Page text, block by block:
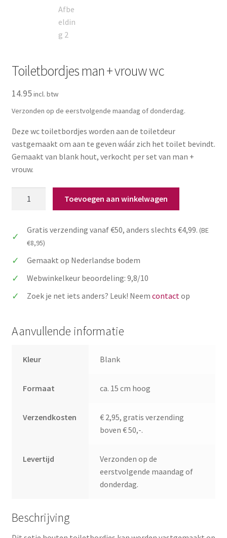
Contact
naar:
Toiletbordjes man + vrouw wc
14.95
Verzonden op de eerstvolgende maandag of donderdag.
Deze wc toiletbordjes worden aan de toiletdeur
vastgemaakt om aan te geven wáár zich het toilet bevindt.
Gemaakt van blank hout, verkocht per set van man +
vrouw.
vrouw
aantal
Toevoegen aan winkelwagen
Gratis verzending vanaf €50, anders slechts €4,99. (BE
€8,95)
Gemaakt op Nederlandse bodem
Webwinkelkeur beoordeling: 9,8/10
Zoek je net iets anders? Leuk! Neem contact op
Aanvullende informatie
Kleur Blank
Formaat ca. 15 cm hoog
Verzendkosten
€ 2,95, gratis verzending
boven € 50,-.
Levertijd
Verzonden op de
eerstvolgende maandag of
donderdag.
Beschrijving